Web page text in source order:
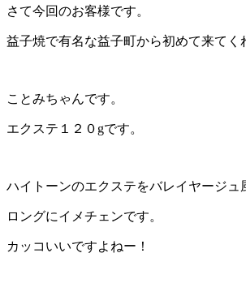
さて今回のお客様です。
益子焼で有名な益子町から初めて来てく
ことみちゃんです。
エクステ１２０gです。
ハイトーンのエクステをバレイヤージュ
ロングにイメチェンです。
カッコいいですよねー！